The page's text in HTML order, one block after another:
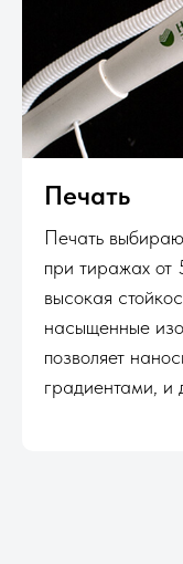
Печать
Печать
при тиражах
высокая
насыщенные
позволяет
градиентами, и